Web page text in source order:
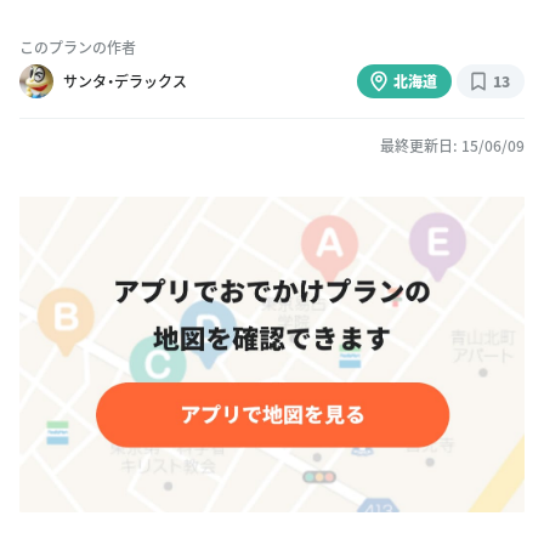
このプランの作者
サンタ・デラックス
北海道 13
最終更新日: 15/06/09